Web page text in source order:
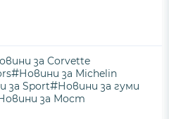
за Corvette
#Новини за Michelin
за Sport#Новини за гуми
за Мост